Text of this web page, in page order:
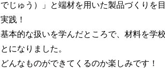
でじゅう）」と端材を用いた製品づくりを
実践！
基本的な扱いを学んだところで、材料を学
とになりました。
どんなものができてくるのか楽しみです！